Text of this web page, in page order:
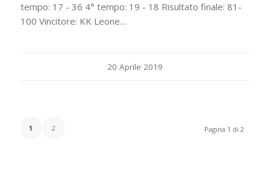
tempo: 17 - 36 4° tempo: 19 - 18 Risultato finale: 81-
100 Vincitore: KK Leone…
20 Aprile 2019
Pagina 1 di 2
1 2